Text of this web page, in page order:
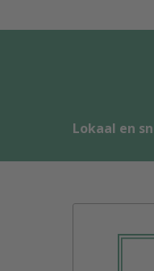
Lokaal en